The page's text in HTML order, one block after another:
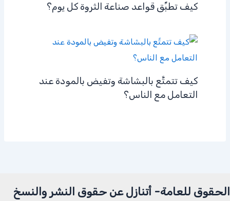
كيف تطبِّق قواعد صناعة الثروة كل يوم؟
كيف تتمتَّع بالبشاشة وتفيض بالمودة عند
التعامل مع الناس؟
الحقوق للعامة- أتنازل عن حقوق النشر والنسخ